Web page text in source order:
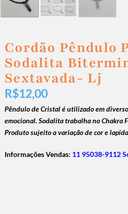
Cordão Pêndulo
Sodalita
Sextavada- Lj
R$12,00
Pêndulo de Cristal é utilizado em
emocional. Sodalita trabalha no Chakra
Produto sujeito a variação de cor e
Informações Vendas: 11 95038-9112